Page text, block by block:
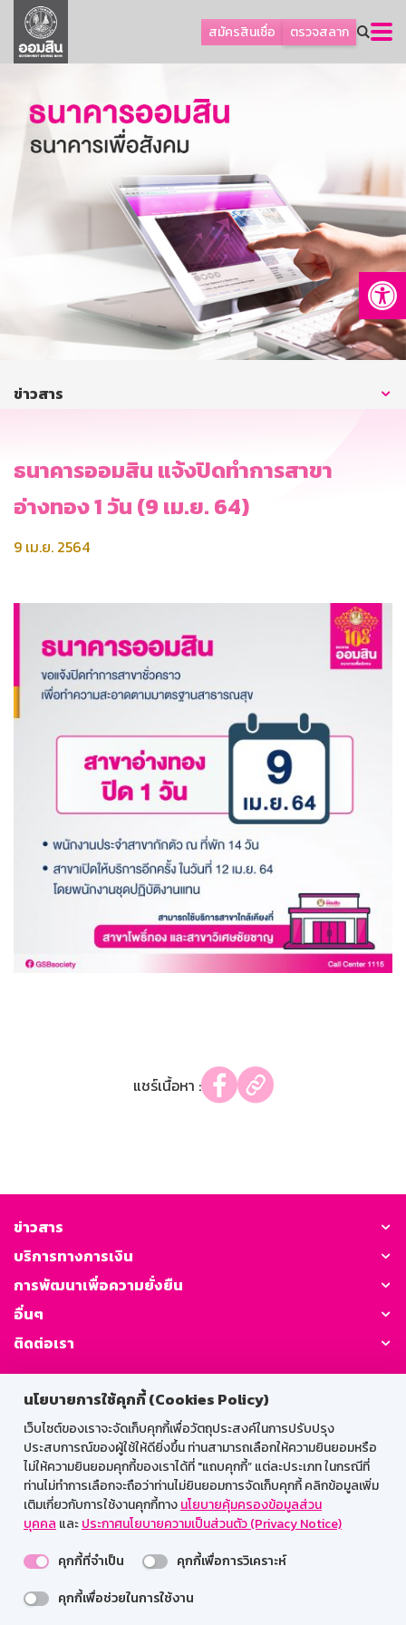
นโยบายการใช้คุกกี้ (Cookies Policy)
เว็บไซต์ของเราจะจัดเก็บคุกกี้เพื่อวัตถุประสงค์ในการปรับปรุง
ประสบการณ์ของผู้ใช้ให้ดียิ่งขึ้น ท่านสามารถเลือกให้ความยินยอมหรือ
ไม่ให้ความยินยอมคุกกี้ของเราได้ที่ "แถบคุกกี้” แต่ละประเภท ในกรณีที่
ท่านไม่ทำการเลือกจะถือว่าท่านไม่ยินยอมการจัดเก็บคุกกี้ คลิกข้อมูลเพิ่ม
เติมเกี่ยวกับการใช้งานคุกกี้ทางนโยบายคุ้มครองข้อมูลส่วน
บุคคล และประกาศนโยบายความเป็นส่วนตัว (Privacy Notice)
คุกกี้ที่จำเป็น
คุกกี้เพื่อการวิเคราะห์
คุกกี้เพื่อช่วยในการใช้งาน
สมัครสินเชื่อ ตรวจสลาก
ลูกค้าธุรกิจ
ลูกค้าผู้ประกอบรายย่อย
ออมเพื่อสุข
เกี่ยวกับธนาคาร
การพัฒนาที่ยั่งยืน
บริการทางการเงิน
ติดต่อเรา
บริการออนไลน์
ข่าวสาร
ธนาคารออมสิน แจ้งปิดทำการสาขา
อ่างทอง 1 วัน (9 เม.ย. 64)
9 เม.ย. 2564
แชร์เนื้อหา :
ข่าวสาร
บริการทางการเงิน
การพัฒนาเพื่อความยั่งยืน
อื่นๆ
ติดต่อเรา
GSB Society:
สำหรับพนักงาน
Web HR
GSB Wisdom
M-Search
เข้าสู่ระบบเน็ตเมล